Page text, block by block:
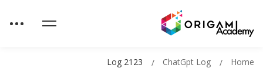
Home
ChatGpt Log
Log 2123